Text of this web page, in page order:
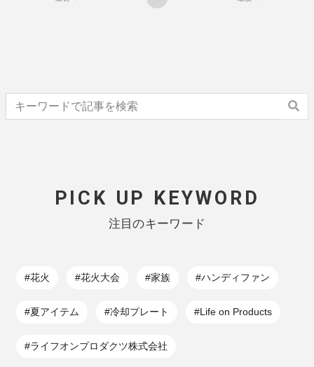
PICK UP KEYWORD
注目のキーワード
#花火 #花火大会 #家族 #ハンディファン
#夏アイテム #冷却プレート #Life on Products
#ライフオンプロダクツ株式会社